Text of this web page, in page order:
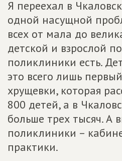
Я переехал в
одной насущной
всех от мала до
детской и взрослой
поликлиники есть.
это всего лишь
хрущевки, которая
800 детей, а в
больше трех тысяч. А
поликлиники –
практики.